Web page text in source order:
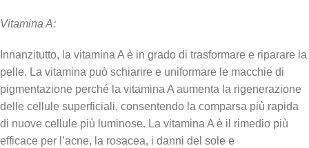
Vitamina A:
Innanzitutto, la vitamina A è in grado di trasformare e riparare la
pelle. La vitamina può schiarire e uniformare le macchie di
pigmentazione perché la vitamina A aumenta la rigenerazione
delle cellule superficiali, consentendo la comparsa più rapida
di nuove cellule più luminose. La vitamina A è il rimedio più
efficace per l’acne, la rosacea, i danni del sole e